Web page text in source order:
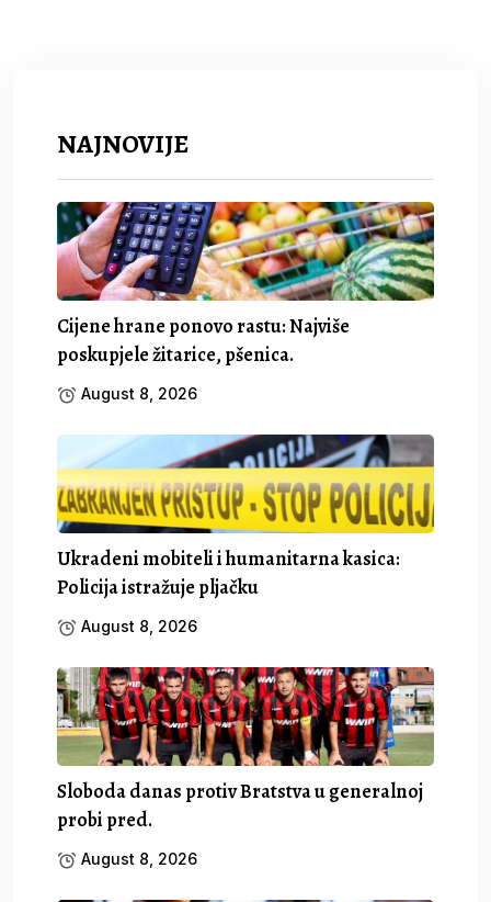
NAJNOVIJE
Cijene hrane ponovo rastu: Najviše
poskupjele žitarice, pšenica.
August 8, 2026
Ukradeni mobiteli i humanitarna kasica:
Policija istražuje pljačku
August 8, 2026
Sloboda danas protiv Bratstva u generalnoj
probi pred.
August 8, 2026